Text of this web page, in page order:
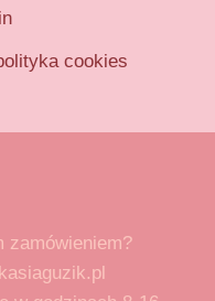
cookies
zamówieniem?